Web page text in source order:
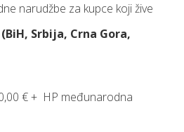
narudžbe za kupce koji žive
(BiH, Srbija, Crna Gora,
€ + HP međunarodna